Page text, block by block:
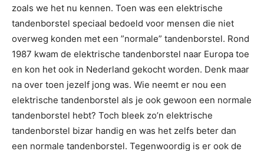
zoals we het nu kennen. Toen was een elektrische
tandenborstel speciaal bedoeld voor mensen die niet
overweg konden met een ”normale” tandenborstel. Rond
1987 kwam de elektrische tandenborstel naar Europa toe
en kon het ook in Nederland gekocht worden. Denk maar
na over toen jezelf jong was. Wie neemt er nou een
elektrische tandenborstel als je ook gewoon een normale
tandenborstel hebt? Toch bleek zo’n elektrische
tandenborstel bizar handig en was het zelfs beter dan
een normale tandenborstel. Tegenwoordig is er ook de